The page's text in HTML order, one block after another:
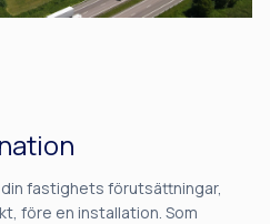
fastighets förutsättningar,
före en installation. Som